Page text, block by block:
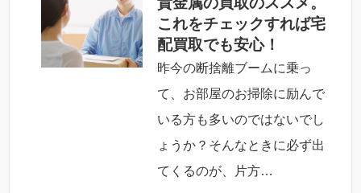
これをチェックすれば宅
配買取でも安心！
昨今の断捨離ブームに乗っ
て、お部屋のお掃除に励んで
いる方も多いのではないでし
ょうか？そんなときに必ず出
てくるのが、片方…